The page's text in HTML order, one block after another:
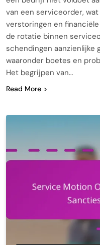
van een serviceorder,
verstoringen en
de rotatie binnen
schendingen aanzienlijke
waaronder boetes en
Het begrijpen van…
Read More